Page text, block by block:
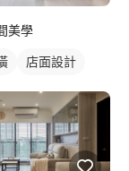
美學
店面設計